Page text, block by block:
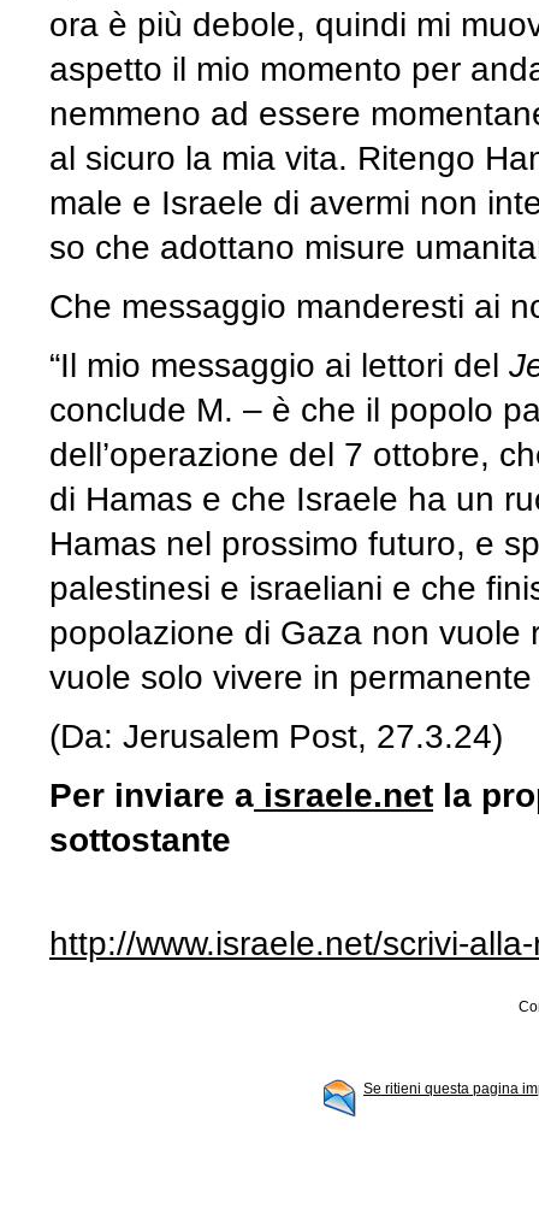
ora è più debole, quindi mi
aspetto il mio momento per
nemmeno ad essere
al sicuro la mia vita. Ritengo
male e Israele di avermi non
so che adottano misure
Che messaggio manderesti ai
“Il mio messaggio ai lettori del
conclude M. – è che il popolo
dell’operazione del 7 ottobre,
di Hamas e che Israele ha un
Hamas nel prossimo futuro, e
palestinesi e israeliani e che
popolazione di Gaza non vuole
vuole solo vivere in
(Da: Jerusalem Post, 27.3.24)
Per inviare a israele.net la
sottostante
http://www.israele.net/scrivi-
Se ritieni questa pagina